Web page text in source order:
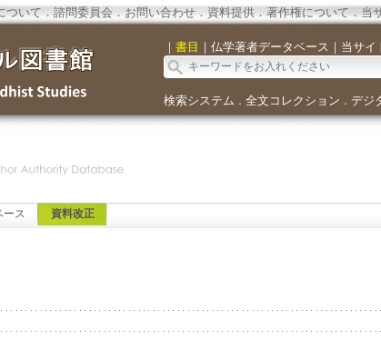
ついて．諮問委員会． お問い合わせ． 資料提供．著作権について．当
｜ 書目 ｜ 仏学著者データベース ｜ 当サイ
検索システム ． 全文コレクション ． デジ
ース 資料改正